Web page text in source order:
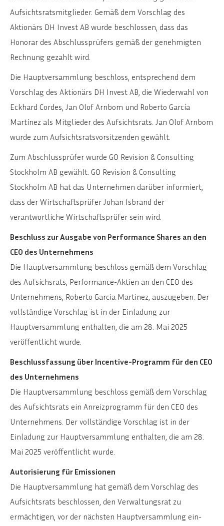
Aufsichtsratsmitglieder. Gemäß dem Vorschlag des
Aktionärs DH Invest AB wurde beschlossen, dass das
Honorar des Abschlussprüfers gemäß der genehmigten
Rechnung gezahlt wird.
Die Hauptversammlung beschloss, entsprechend dem
Vorschlag des Aktionärs DH Invest AB, die Wiederwahl von
Eckhard Cordes, Jan Olof Arnbom und Roberto García
Martínez als Mitglieder des Aufsichtsrats. Jan Olof Arnbom
wurde zum Aufsichtsratsvorsitzenden gewählt.
Zum Abschlussprüfer wurde GO Revision & Consulting
Stockholm AB gewählt. GO Revision & Consulting
Stockholm AB hat das Unternehmen darüber informiert,
dass der Wirtschaftsprüfer Johan Isbrand der
verantwortliche Wirtschaftsprüfer sein wird.
Beschluss zur Ausgabe von Performance Shares an den
CEO des Unternehmens
Die Hauptversammlung beschloss gemäß dem Vorschlag
des Aufsichsrats, Performance-Aktien an den CEO des
Unternehmens, Roberto Garcia Martinez, auszugeben. Der
vollständige Vorschlag ist in der Einladung zur
Hauptversammlung enthalten, die am 28. Mai 2025
veröffentlicht wurde.
Beschlussfassung über Incentive-Programm für den CEO
des Unternehmens
Die Hauptversammlung beschloss gemäß dem Vorschlag
des Aufsichtsrats ein Anreizprogramm für den CEO des
Unternehmens. Der vollständige Vorschlag ist in der
Einladung zur Hauptversammlung enthalten, die am 28.
Mai 2025 veröffentlicht wurde.
Autorisierung für Emissionen
Die Hauptversammlung hat gemäß dem Vorschlag des
Aufsichtsrats beschlossen, den Verwaltungsrat zu
ermächtigen, vor der nächsten Hauptversammlung ein-